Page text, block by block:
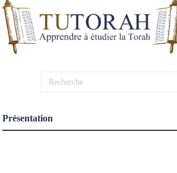
Présentation